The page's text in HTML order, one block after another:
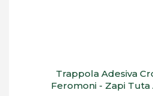
Trappola Adesiva
Feromoni - Zapi